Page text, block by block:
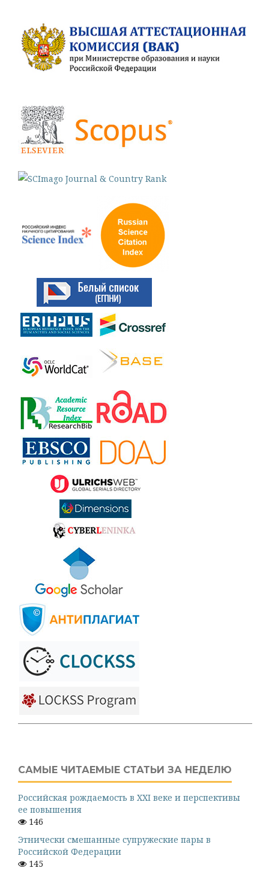
САМЫЕ ЧИТАЕМЫЕ СТАТЬИ ЗА НЕДЕЛЮ
Российская рождаемость в XXI веке и перспективы
ее повышения
146
Этнически смешанные супружеские пары в
Российской Федерации
145